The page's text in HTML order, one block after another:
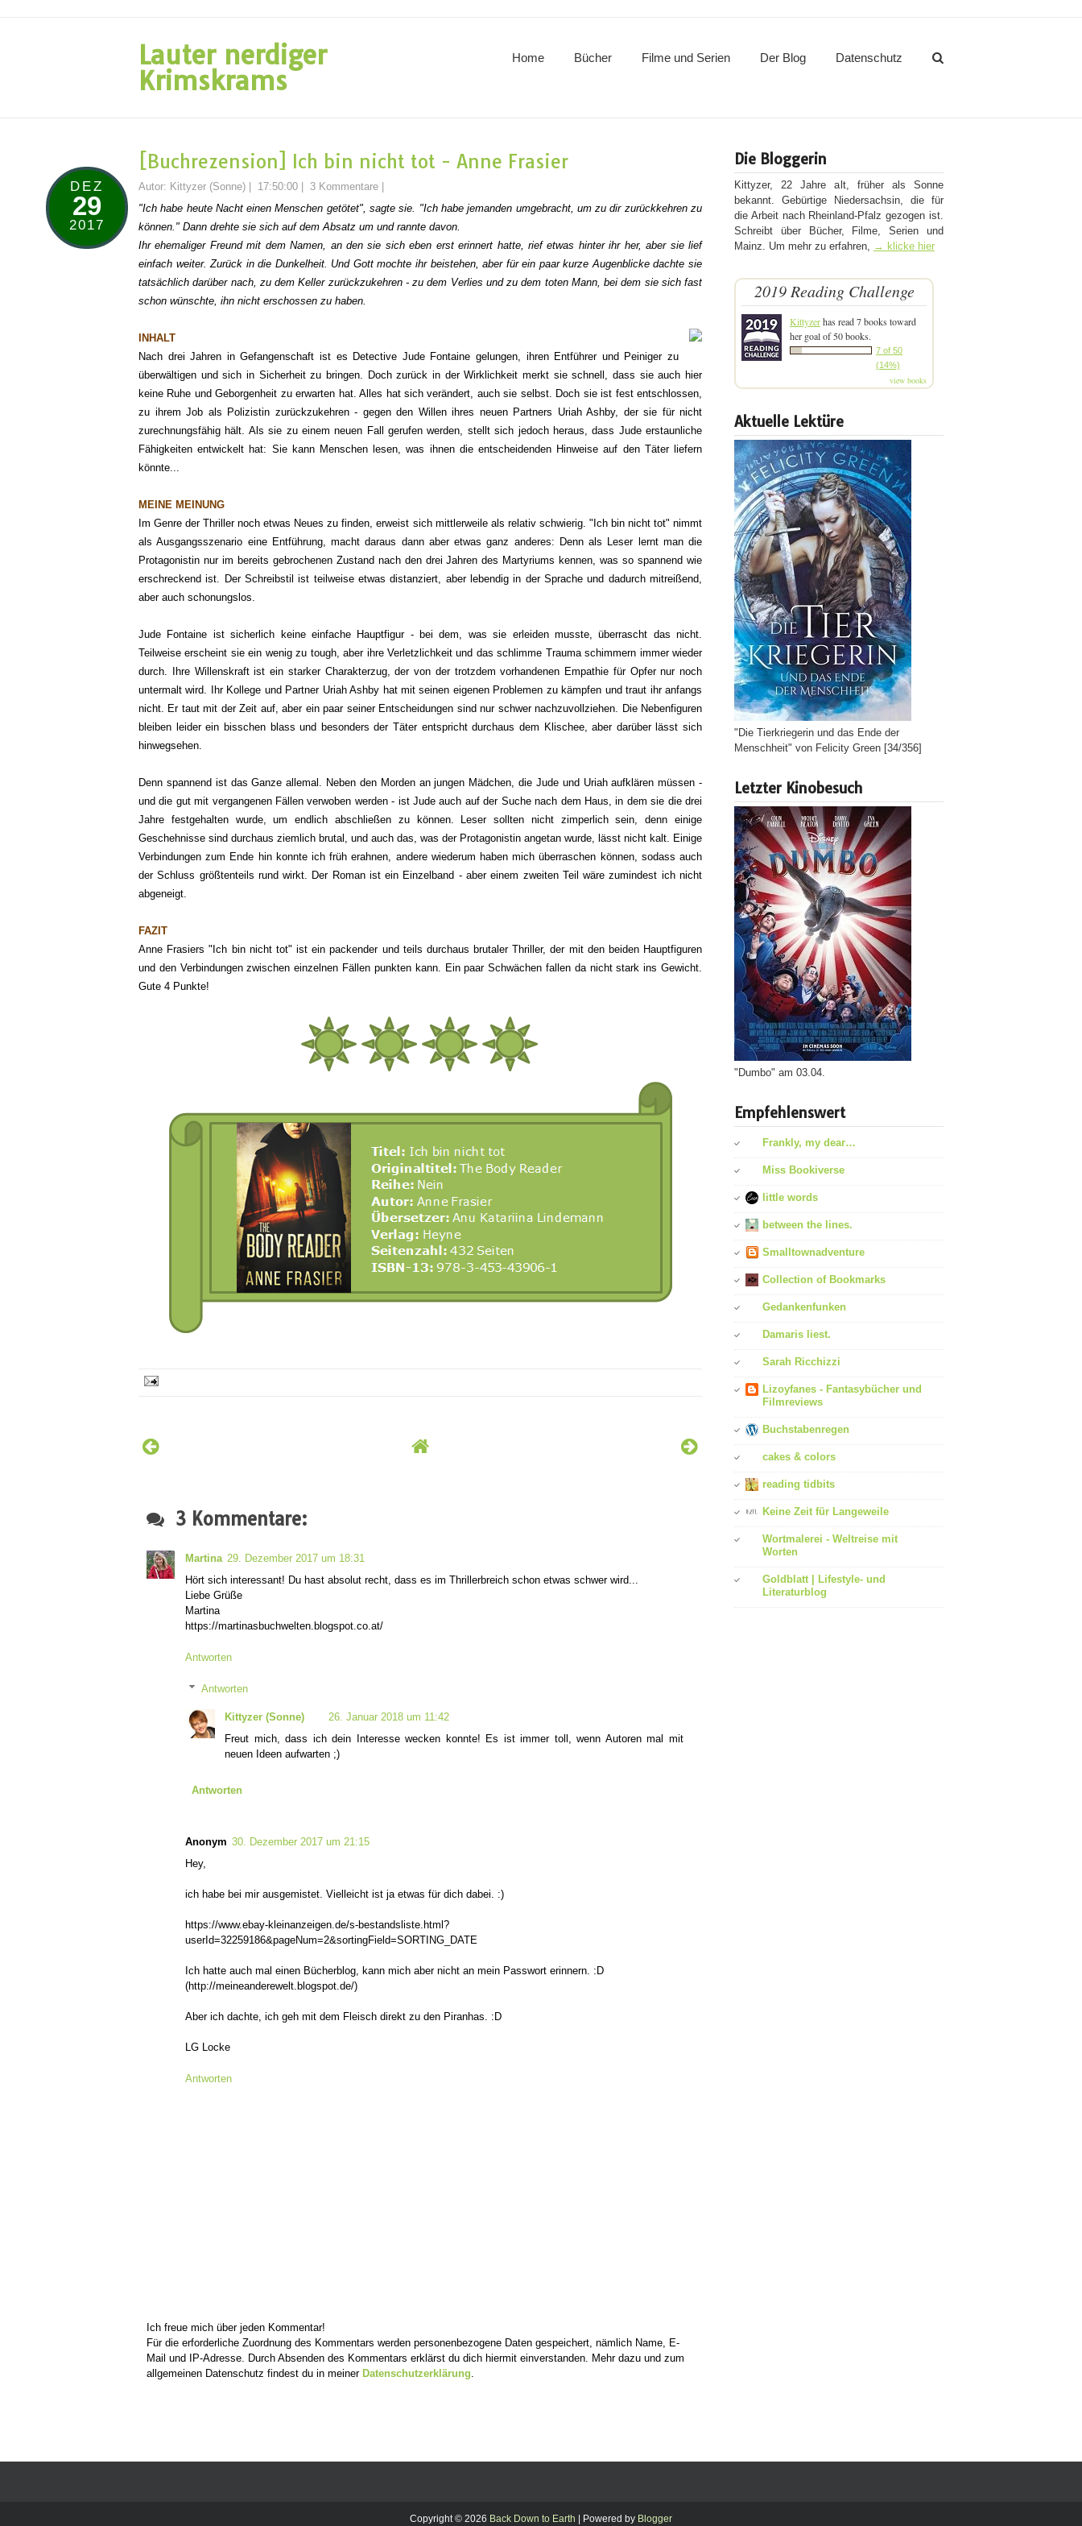
Lauter nerdiger
Krimskrams
Home Bücher Filme und Serien Der Blog Datenschutz
DEZ
29
2017
[Buchrezension] Ich bin nicht tot - Anne Frasier
Autor: Kittyzer (Sonne) 17:50:00 3 Kommentare
"Ich habe heute Nacht einen Menschen getötet", sagte sie. "Ich habe jemanden umgebracht, um zu dir zurückkehren zu
können." Dann drehte sie sich auf dem Absatz um und rannte davon.
Ihr ehemaliger Freund mit dem Namen, an den sie sich eben erst erinnert hatte, rief etwas hinter ihr her, aber sie lief
einfach weiter. Zurück in die Dunkelheit. Und Gott mochte ihr beistehen, aber für ein paar kurze Augenblicke dachte sie
tatsächlich darüber nach, zu dem Keller zurückzukehren - zu dem Verlies und zu dem toten Mann, bei dem sie sich fast
schon wünschte, ihn nicht erschossen zu haben.
INHALT
Nach drei Jahren in Gefangenschaft ist es Detective Jude Fontaine gelungen, ihren Entführer und Peiniger zu
überwältigen und sich in Sicherheit zu bringen. Doch zurück in der Wirklichkeit merkt sie schnell, dass sie auch hier
keine Ruhe und Geborgenheit zu erwarten hat. Alles hat sich verändert, auch sie selbst. Doch sie ist fest entschlossen,
zu ihrem Job als Polizistin zurückzukehren - gegen den Willen ihres neuen Partners Uriah Ashby, der sie für nicht
zurechnungsfähig hält. Als sie zu einem neuen Fall gerufen werden, stellt sich jedoch heraus, dass Jude erstaunliche
Fähigkeiten entwickelt hat: Sie kann Menschen lesen, was ihnen die entscheidenden Hinweise auf den Täter liefern
könnte...
MEINE MEINUNG
Im Genre der Thriller noch etwas Neues zu finden, erweist sich mittlerweile als relativ schwierig. "Ich bin nicht tot" nimmt
als Ausgangsszenario eine Entführung, macht daraus dann aber etwas ganz anderes: Denn als Leser lernt man die
Protagonistin nur im bereits gebrochenen Zustand nach den drei Jahren des Martyriums kennen, was so spannend wie
erschreckend ist. Der Schreibstil ist teilweise etwas distanziert, aber lebendig in der Sprache und dadurch mitreißend,
aber auch schonungslos.
Jude Fontaine ist sicherlich keine einfache Hauptfigur - bei dem, was sie erleiden musste, überrascht das nicht.
Teilweise erscheint sie ein wenig zu tough, aber ihre Verletzlichkeit und das schlimme Trauma schimmern immer wieder
durch. Ihre Willenskraft ist ein starker Charakterzug, der von der trotzdem vorhandenen Empathie für Opfer nur noch
untermalt wird. Ihr Kollege und Partner Uriah Ashby hat mit seinen eigenen Problemen zu kämpfen und traut ihr anfangs
nicht. Er taut mit der Zeit auf, aber ein paar seiner Entscheidungen sind nur schwer nachzuvollziehen. Die Nebenfiguren
bleiben leider ein bisschen blass und besonders der Täter entspricht durchaus dem Klischee, aber darüber lässt sich
hinwegsehen.
Denn spannend ist das Ganze allemal. Neben den Morden an jungen Mädchen, die Jude und Uriah aufklären müssen -
und die gut mit vergangenen Fällen verwoben werden - ist Jude auch auf der Suche nach dem Haus, in dem sie die drei
Jahre festgehalten wurde, um endlich abschließen zu können. Leser sollten nicht zimperlich sein, denn einige
Geschehnisse sind durchaus ziemlich brutal, und auch das, was der Protagonistin angetan wurde, lässt nicht kalt. Einige
Verbindungen zum Ende hin konnte ich früh erahnen, andere wiederum haben mich überraschen können, sodass auch
der Schluss größtenteils rund wirkt. Der Roman ist ein Einzelband - aber einem zweiten Teil wäre zumindest ich nicht
abgeneigt.
FAZIT
Anne Frasiers "Ich bin nicht tot" ist ein packender und teils durchaus brutaler Thriller, der mit den beiden Hauptfiguren
und den Verbindungen zwischen einzelnen Fällen punkten kann. Ein paar Schwächen fallen da nicht stark ins Gewicht.
Gute 4 Punkte!
3 Kommentare:
Martina 29. Dezember 2017 um 18:31
Hört sich interessant! Du hast absolut recht, dass es im Thrillerbreich schon etwas schwer wird...
Liebe Grüße
Martina
https://martinasbuchwelten.blogspot.co.at/
Antworten
Antworten
Kittyzer (Sonne)
26. Januar 2018 um 11:42
Freut mich, dass ich dein Interesse wecken konnte! Es ist immer toll, wenn Autoren mal mit
neuen Ideen aufwarten ;)
Antworten
Anonym 30. Dezember 2017 um 21:15
Hey,
ich habe bei mir ausgemistet. Vielleicht ist ja etwas für dich dabei. :)
https://www.ebay-kleinanzeigen.de/s-bestandsliste.html?
userId=32259186&pageNum=2&sortingField=SORTING_DATE
Ich hatte auch mal einen Bücherblog, kann mich aber nicht an mein Passwort erinnern. :D
(http://meineanderewelt.blogspot.de/)
Aber ich dachte, ich geh mit dem Fleisch direkt zu den Piranhas. :D
LG Locke
Antworten
Ich freue mich über jeden Kommentar!
Für die erforderliche Zuordnung des Kommentars werden personenbezogene Daten gespeichert, nämlich Name, E-
Mail und IP-Adresse. Durch Absenden des Kommentars erklärst du dich hiermit einverstanden. Mehr dazu und zum
allgemeinen Datenschutz findest du in meiner Datenschutzerklärung.
Die Bloggerin
Kittyzer, 22 Jahre alt, früher als Sonne
bekannt. Gebürtige Niedersachsin, die für
die Arbeit nach Rheinland-Pfalz gezogen ist.
Schreibt über Bücher, Filme, Serien und
Mainz. Um mehr zu erfahren, → klicke hier
2019 Reading Challenge
Kittyzerhas read 7 books toward
her goal of 50 books.
7 of 50
(14%)
view books
Aktuelle Lektüre
"Die Tierkriegerin und das Ende der
Menschheit" von Felicity Green [34/356]
Letzter Kinobesuch
"Dumbo" am 03.04.
Empfehlenswert
Frankly, my dear…
Miss Bookiverse
little words
between the lines.
Smalltownadventure
Collection of Bookmarks
Gedankenfunken
Damaris liest.
Sarah Ricchizzi
Lizoyfanes - Fantasybücher und
Filmreviews
Buchstabenregen
cakes & colors
reading tidbits
Keine Zeit für Langeweile
Wortmalerei - Weltreise mit
Worten
Goldblatt | Lifestyle- und
Literaturblog
Copyright © 2026 Back Down to Earth | Powered by Blogger